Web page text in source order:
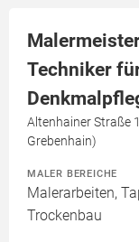
Techniker
Altenhainer Straße
Grebenhain)
MALER BEREICHE
Malerarbeiten,
Trockenbau